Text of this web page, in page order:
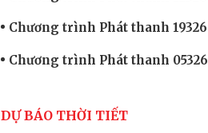
Chương trình Phát thanh 19326
Chương trình Phát thanh 05326
DỰ BÁO THỜI TIẾT